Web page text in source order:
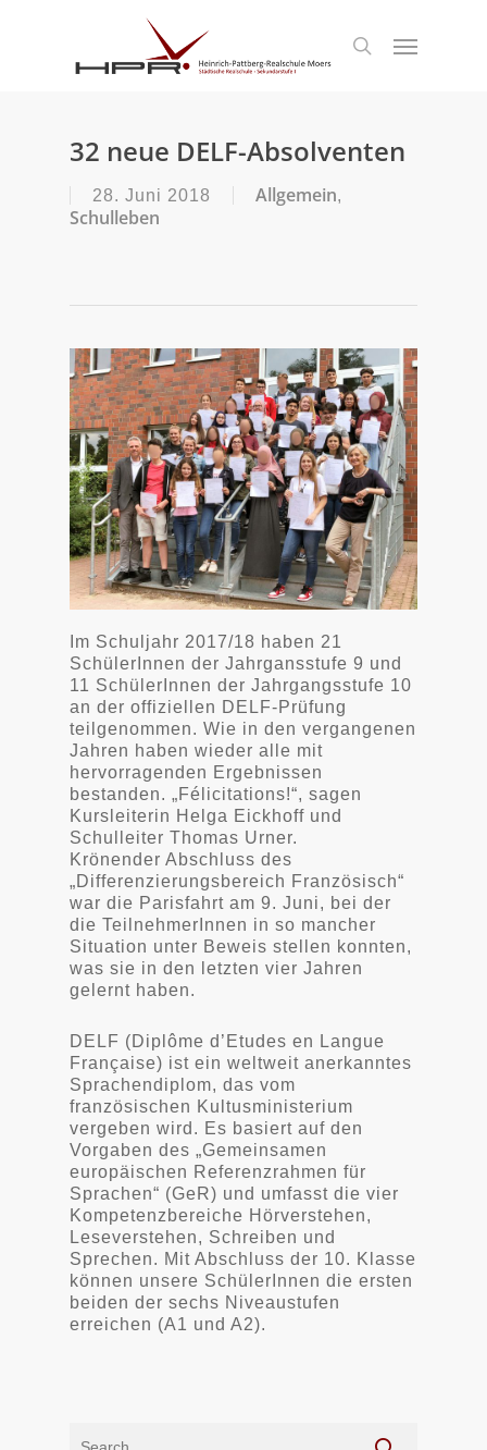
search
Menu
32 neue DELF-Absolventen
28. Juni 2018 Allgemein,
Schulleben
Im Schuljahr 2017/18 haben 21
SchülerInnen der Jahrgansstufe 9 und
11 SchülerInnen der Jahrgangsstufe 10
an der offiziellen DELF-Prüfung
teilgenommen. Wie in den vergangenen
Jahren haben wieder alle mit
hervorragenden Ergebnissen
bestanden. „Félicitations!“, sagen
Kursleiterin Helga Eickhoff und
Schulleiter Thomas Urner.
Krönender Abschluss des
„Differenzierungsbereich Französisch“
war die Parisfahrt am 9. Juni, bei der
die TeilnehmerInnen in so mancher
Situation unter Beweis stellen konnten,
was sie in den letzten vier Jahren
gelernt haben.
DELF (Diplôme d’Etudes en Langue
Française) ist ein weltweit anerkanntes
Sprachendiplom, das vom
französischen Kultusministerium
vergeben wird. Es basiert auf den
Vorgaben des „Gemeinsamen
europäischen Referenzrahmen für
Sprachen“ (GeR) und umfasst die vier
Kompetenzbereiche Hörverstehen,
Leseverstehen, Schreiben und
Sprechen. Mit Abschluss der 10. Klasse
können unsere SchülerInnen die ersten
beiden der sechs Niveaustufen
erreichen (A1 und A2).